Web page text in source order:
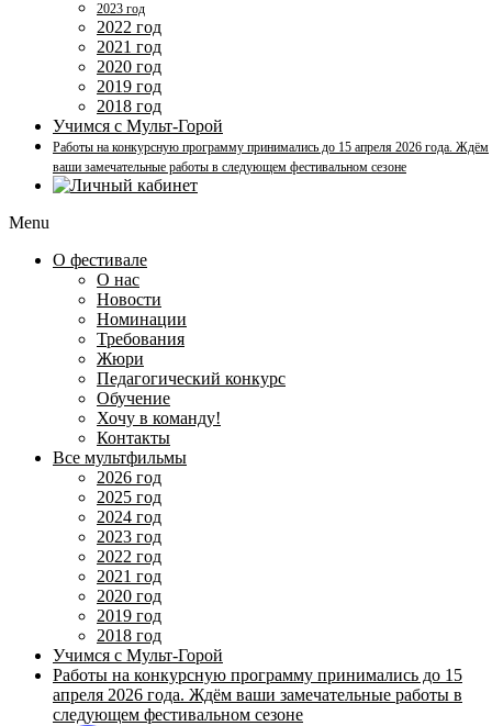
2023 год
2022 год
2021 год
2020 год
2019 год
2018 год
Учимся с Мульт-Горой
Работы на конкурсную программу принимались до 15 апреля 2026 года. Ждём
ваши замечательные работы в следующем фестивальном сезоне
Menu
О фестивале
О нас
Новости
Номинации
Требования
Жюри
Педагогический конкурс
Обучение
Хочу в команду!
Контакты
Все мультфильмы
2026 год
2025 год
2024 год
2023 год
2022 год
2021 год
2020 год
2019 год
2018 год
Учимся с Мульт-Горой
Работы на конкурсную программу принимались до 15
апреля 2026 года. Ждём ваши замечательные работы в
следующем фестивальном сезоне